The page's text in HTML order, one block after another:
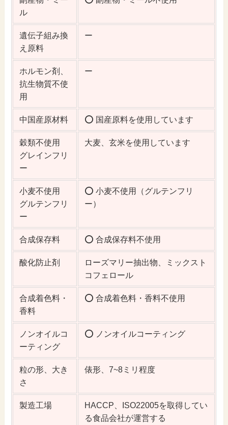
ル
遺伝子組み換
え原料
ー
ホルモン剤、
抗生物質不使
用
ー
中国産原材料 ⭕️ 国産原料を使用しています
穀類不使用
グレインフリ
ー
大麦、玄米を使用しています
小麦不使用
グルテンフリ
ー
⭕️ 小麦不使用（グルテンフリ
ー）
合成保存料 ⭕️ 合成保存料不使用
酸化防止剤
ローズマリー抽出物、ミックスト
コフェロール
合成着色料・
香料
⭕️ 合成着色料・香料不使用
ノンオイルコ
ーティング
⭕️ ノンオイルコーティング
粒の形、大き
さ
俵形、7~8ミリ程度
製造工場
HACCP、ISO22005を取得してい
る食品会社が運営する